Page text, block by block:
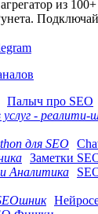
из
Палыч про SEO
Заметки